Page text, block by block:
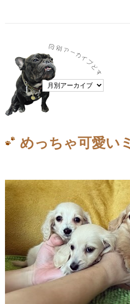
めっちゃ可愛い